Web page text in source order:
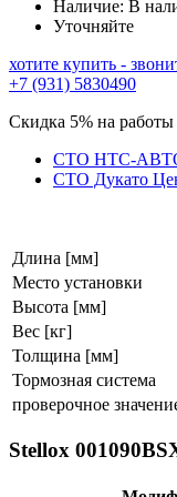
Наличие: В
Уточняйте
хотите купить -
+7 (931) 5830490
Скидка 5% на работы
СТО НТС-
СТО Дукато
Длина [мм]
Место установки
Высота [мм]
Вес [кг]
Толщина [мм]
Тормозная система
проверочное
Stellox